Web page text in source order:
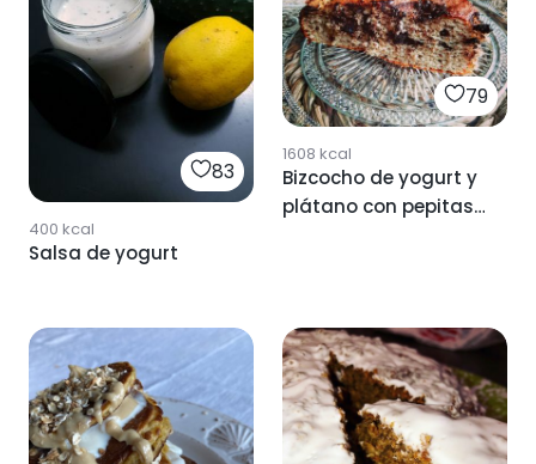
83
400 kcal
Salsa de yogurt
79
1608 kcal
Bizcocho de yogurt y
plátano con pepitas